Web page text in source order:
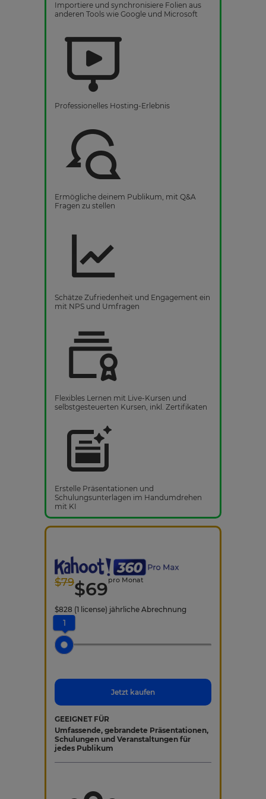
Importiere und synchronisiere Folien aus
anderen Tools wie Google und Microsoft
Professionelles Hosting-Erlebnis
Ermögliche deinem Publikum, mit Q&A
Fragen zu stellen
Schätze Zufriedenheit und Engagement ein
mit NPS und Umfragen
Flexibles Lernen mit Live-Kursen und
selbstgesteuerten Kursen, inkl. Zertifikaten
Erstelle Präsentationen und
Schulungsunterlagen im Handumdrehen
mit KI
$79$69pro Monat
$828 (1 license) jährliche Abrechnung
1
Jetzt kaufen
GEEIGNET FÜR
Umfassende, gebrandete Präsentationen,
Schulungen und Veranstaltungen für
jedes Publikum